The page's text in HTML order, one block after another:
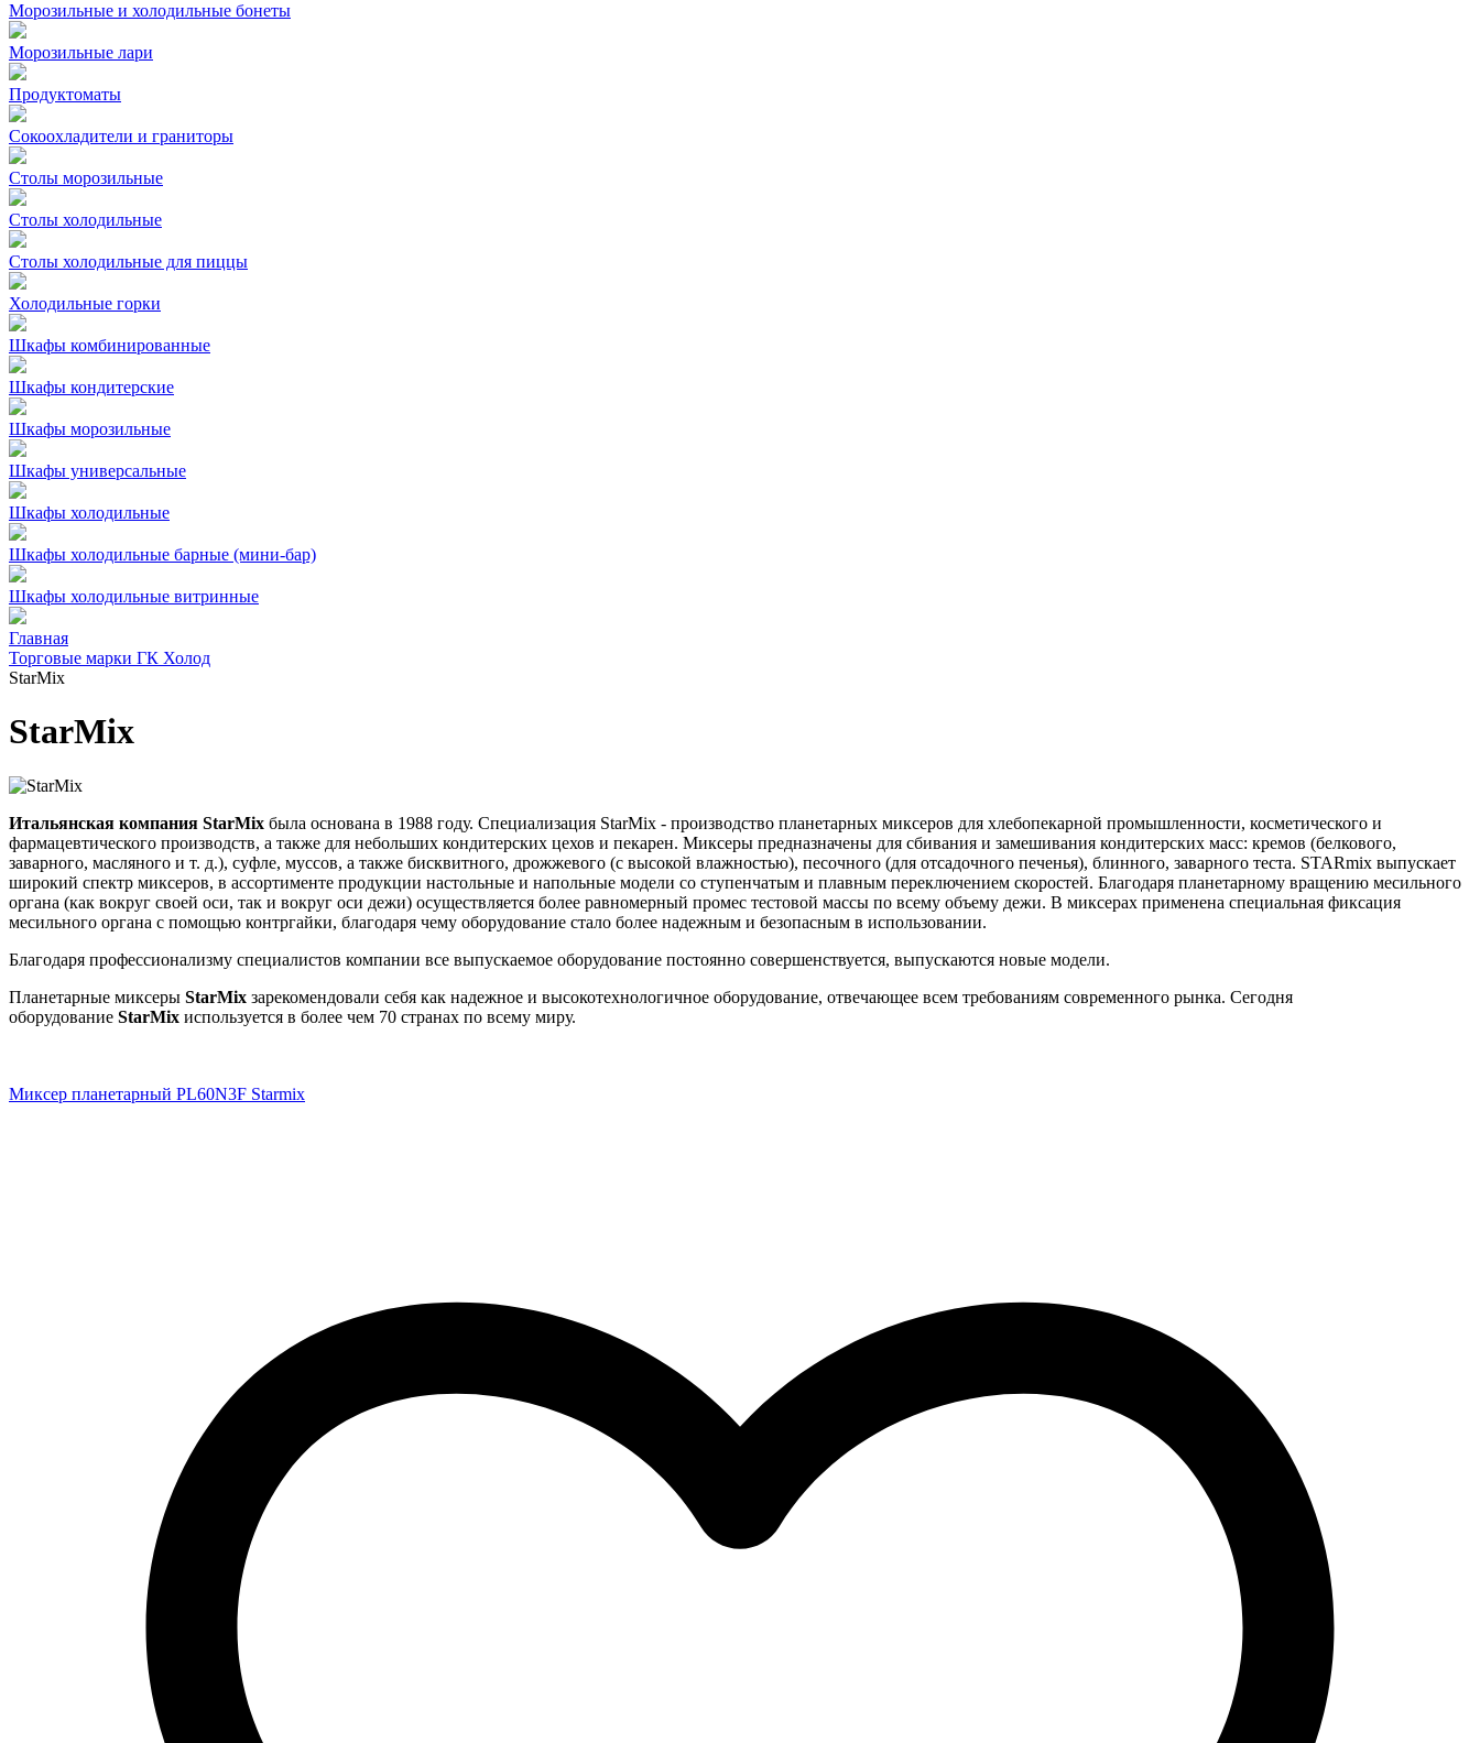
Морозильные и холодильные бонеты
Морозильные лари
Продуктоматы
Сокоохладители и граниторы
Столы морозильные
Столы холодильные
Столы холодильные для пиццы
Холодильные горки
Шкафы комбинированные
Шкафы кондитерские
Шкафы морозильные
Шкафы универсальные
Шкафы холодильные
Шкафы холодильные барные (мини-бар)
Шкафы холодильные витринные
Главная
Торговые марки ГК Холод
StarMix
StarMix
Итальянская компания StarMix была основана в 1988 году. Специализация StarMix - производство планетарных миксеров для хлебопекарной промышленности, косметического и
фармацевтического производств, а также для небольших кондитерских цехов и пекарен. Миксеры предназначены для сбивания и замешивания кондитерских масс: кремов (белкового,
заварного, масляного и т. д.), суфле, муссов, а также бисквитного, дрожжевого (с высокой влажностью), песочного (для отсадочного печенья), блинного, заварного теста. STARmix выпускает
широкий спектр миксеров, в ассортименте продукции настольные и напольные модели со ступенчатым и плавным переключением скоростей. Благодаря планетарному вращению месильного
органа (как вокруг своей оси, так и вокруг оси дежи) осуществляется более равномерный промес тестовой массы по всему объему дежи. В миксерах применена специальная фиксация
месильного органа с помощью контргайки, благодаря чему оборудование стало более надежным и безопасным в использовании.
Благодаря профессионализму специалистов компании все выпускаемое оборудование постоянно совершенствуется, выпускаются новые модели.
Планетарные миксеры StarMix зарекомендовали себя как надежное и высокотехнологичное оборудование, отвечающее всем требованиям современного рынка. Сегодня
оборудование StarMix используется в более чем 70 странах по всему миру.
Миксер планетарный PL60N3F Starmix